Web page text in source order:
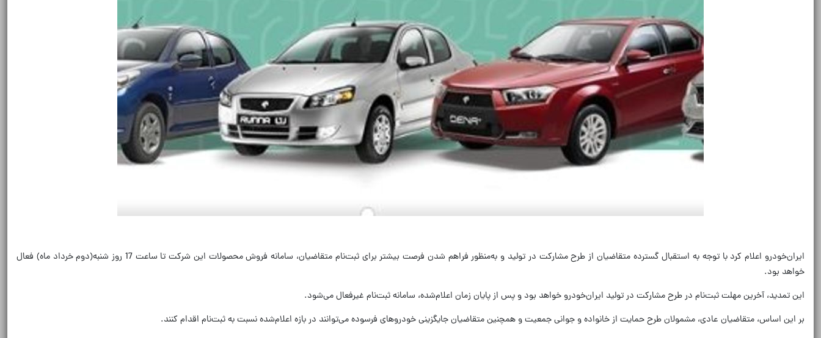
ایران‌خودرو اعلام کرد با توجه به استقبال گسترده متقاضیان از طرح مشارکت در تولید و به‌منظور فراهم شدن فرصت بیشتر برای ثبت‌نام متقاضیان، سامانه فروش محصولات این شرکت تا ساعت 17 روز شنبه(دوم خرداد ماه) فعال
خواهد بود.
این تمدید، آخرین مهلت ثبت‌نام در طرح مشارکت در تولید ایران‌خودرو خواهد بود و پس از پایان زمان اعلام‌شده، سامانه ثبت‌نام غیرفعال می‌شود.
بر این اساس، متقاضیان عادی، مشمولان طرح حمایت از خانواده و جوانی جمعیت و همچنین متقاضیان جایگزینی خودروهای فرسوده می‌توانند در بازه اعلام‌شده نسبت به ثبت‌نام اقدام کنند.